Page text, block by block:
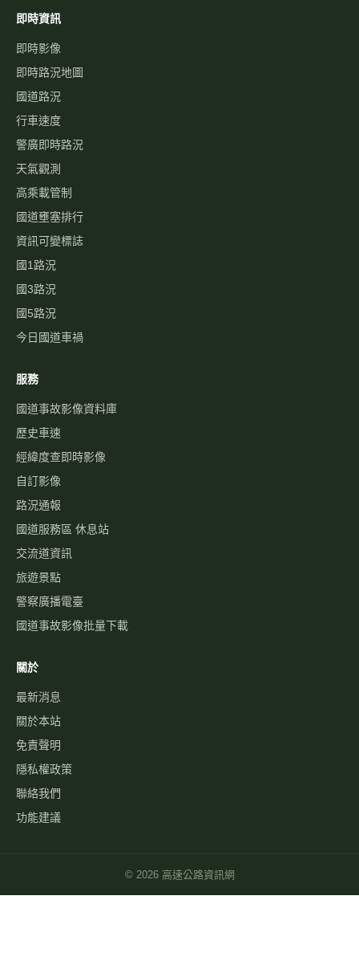
即時資訊
即時影像
即時路況地圖
國道路況
行車速度
警廣即時路況
天氣觀測
高乘載管制
國道壅塞排行
資訊可變標誌
國1路況
國3路況
國5路況
今日國道車禍
服務
國道事故影像資料庫
歷史車速
經緯度查即時影像
自訂影像
路況通報
國道服務區 休息站
交流道資訊
旅遊景點
警察廣播電臺
國道事故影像批量下載
關於
最新消息
關於本站
免責聲明
隱私權政策
聯絡我們
功能建議
© 2026高速公路資訊網